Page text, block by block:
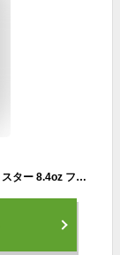
パーカー メンズ レディース 無地 Printstar プリントスター 8.4oz フーデッドライトパーカー 00216-MLH 上 トップス 送料無料 男女兼用 キッズ 大きいサイズ ホワイト 白 ブラック 黒 ネイビー 青 ブルー 緑 グレー 裏毛 裏パイル カラバリ豊富 シンプル 100cm-2XL